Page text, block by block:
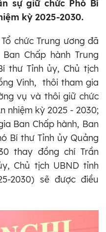
sự giữ chức Phó Bí
kỳ 2025-2030.
chức Trung ương đã
Chấp hành Trung
thư Tỉnh ủy, Chủ tịch
Vinh, thôi tham gia
vụ và thôi giữ chức
nhiệm kỳ 2025 - 2030;
Ban Chấp hành, Ban
Bí thư Tỉnh ủy Quảng
thay đồng chí Trần
Chủ tịch UBND tỉnh
2030) sẽ được điều